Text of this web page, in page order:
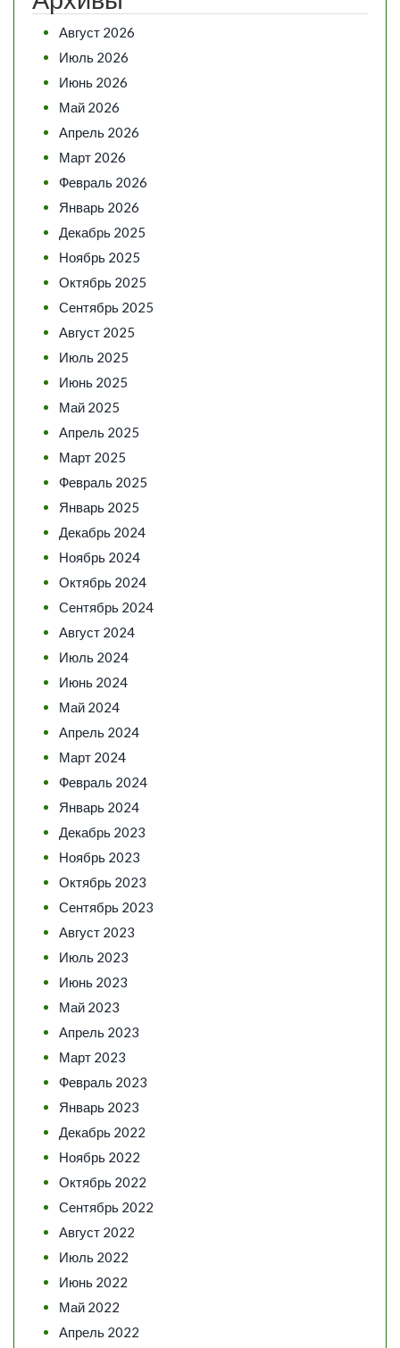
Август 2026
Июль 2026
Июнь 2026
Май 2026
Апрель 2026
Март 2026
Февраль 2026
Январь 2026
Декабрь 2025
Ноябрь 2025
Октябрь 2025
Сентябрь 2025
Август 2025
Июль 2025
Июнь 2025
Май 2025
Апрель 2025
Март 2025
Февраль 2025
Январь 2025
Декабрь 2024
Ноябрь 2024
Октябрь 2024
Сентябрь 2024
Август 2024
Июль 2024
Июнь 2024
Май 2024
Апрель 2024
Март 2024
Февраль 2024
Январь 2024
Декабрь 2023
Ноябрь 2023
Октябрь 2023
Сентябрь 2023
Август 2023
Июль 2023
Июнь 2023
Май 2023
Апрель 2023
Март 2023
Февраль 2023
Январь 2023
Декабрь 2022
Ноябрь 2022
Октябрь 2022
Сентябрь 2022
Август 2022
Июль 2022
Июнь 2022
Май 2022
Апрель 2022